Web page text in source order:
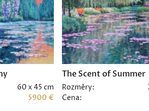
60 x 45 cm
5900 €
The Scent of Summer
Rozměry:
Cena: